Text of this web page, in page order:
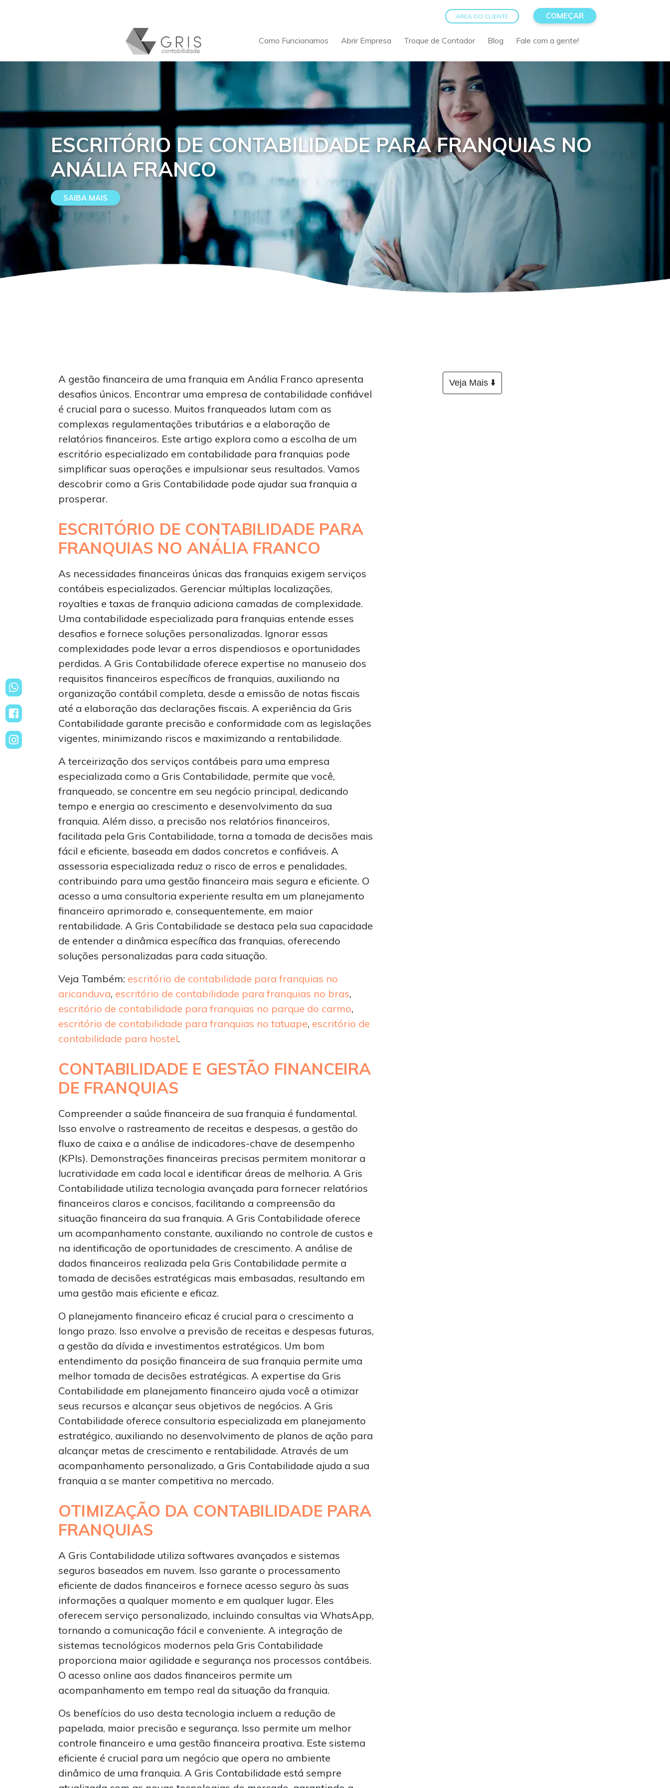
AREA DO CLIENTE COMEÇAR
Como Funcionamos Abrir Empresa Troque de Contador Blog Fale com a gente!
ESCRITÓRIO DE CONTABILIDADE PARA FRANQUIAS NO
ANÁLIA FRANCO
SAIBA MAIS
A gestão financeira de uma franquia em Anália Franco apresenta
desafios únicos. Encontrar uma empresa de contabilidade confiável
é crucial para o sucesso. Muitos franqueados lutam com as
complexas regulamentações tributárias e a elaboração de
relatórios financeiros. Este artigo explora como a escolha de um
escritório especializado em contabilidade para franquias pode
simplificar suas operações e impulsionar seus resultados. Vamos
descobrir como a Gris Contabilidade pode ajudar sua franquia a
prosperar.
ESCRITÓRIO DE CONTABILIDADE PARA
FRANQUIAS NO ANÁLIA FRANCO
As necessidades financeiras únicas das franquias exigem serviços
contábeis especializados. Gerenciar múltiplas localizações,
royalties e taxas de franquia adiciona camadas de complexidade.
Uma contabilidade especializada para franquias entende esses
desafios e fornece soluções personalizadas. Ignorar essas
complexidades pode levar a erros dispendiosos e oportunidades
perdidas. A Gris Contabilidade oferece expertise no manuseio dos
requisitos financeiros específicos de franquias, auxiliando na
organização contábil completa, desde a emissão de notas fiscais
até a elaboração das declarações fiscais. A experiência da Gris
Contabilidade garante precisão e conformidade com as legislações
vigentes, minimizando riscos e maximizando a rentabilidade.
A terceirização dos serviços contábeis para uma empresa
especializada como a Gris Contabilidade, permite que você,
franqueado, se concentre em seu negócio principal, dedicando
tempo e energia ao crescimento e desenvolvimento da sua
franquia. Além disso, a precisão nos relatórios financeiros,
facilitada pela Gris Contabilidade, torna a tomada de decisões mais
fácil e eficiente, baseada em dados concretos e confiáveis. A
assessoria especializada reduz o risco de erros e penalidades,
contribuindo para uma gestão financeira mais segura e eficiente. O
acesso a uma consultoria experiente resulta em um planejamento
financeiro aprimorado e, consequentemente, em maior
rentabilidade. A Gris Contabilidade se destaca pela sua capacidade
de entender a dinâmica específica das franquias, oferecendo
soluções personalizadas para cada situação.
Veja Também: escritório de contabilidade para franquias no
aricanduva, escritório de contabilidade para franquias no bras,
escritório de contabilidade para franquias no parque do carmo,
escritório de contabilidade para franquias no tatuape, escritório de
contabilidade para hostel.
CONTABILIDADE E GESTÃO FINANCEIRA
DE FRANQUIAS
Compreender a saúde financeira de sua franquia é fundamental.
Isso envolve o rastreamento de receitas e despesas, a gestão do
fluxo de caixa e a análise de indicadores-chave de desempenho
(KPIs). Demonstrações financeiras precisas permitem monitorar a
lucratividade em cada local e identificar áreas de melhoria. A Gris
Contabilidade utiliza tecnologia avançada para fornecer relatórios
financeiros claros e concisos, facilitando a compreensão da
situação financeira da sua franquia. A Gris Contabilidade oferece
um acompanhamento constante, auxiliando no controle de custos e
na identificação de oportunidades de crescimento. A análise de
dados financeiros realizada pela Gris Contabilidade permite a
tomada de decisões estratégicas mais embasadas, resultando em
uma gestão mais eficiente e eficaz.
O planejamento financeiro eficaz é crucial para o crescimento a
longo prazo. Isso envolve a previsão de receitas e despesas futuras,
a gestão da dívida e investimentos estratégicos. Um bom
entendimento da posição financeira de sua franquia permite uma
melhor tomada de decisões estratégicas. A expertise da Gris
Contabilidade em planejamento financeiro ajuda você a otimizar
seus recursos e alcançar seus objetivos de negócios. A Gris
Contabilidade oferece consultoria especializada em planejamento
estratégico, auxiliando no desenvolvimento de planos de ação para
alcançar metas de crescimento e rentabilidade. Através de um
acompanhamento personalizado, a Gris Contabilidade ajuda a sua
franquia a se manter competitiva no mercado.
OTIMIZAÇÃO DA CONTABILIDADE PARA
FRANQUIAS
A Gris Contabilidade utiliza softwares avançados e sistemas
seguros baseados em nuvem. Isso garante o processamento
eficiente de dados financeiros e fornece acesso seguro às suas
informações a qualquer momento e em qualquer lugar. Eles
oferecem serviço personalizado, incluindo consultas via WhatsApp,
tornando a comunicação fácil e conveniente. A integração de
sistemas tecnológicos modernos pela Gris Contabilidade
proporciona maior agilidade e segurança nos processos contábeis.
O acesso online aos dados financeiros permite um
acompanhamento em tempo real da situação da franquia.
Os benefícios do uso desta tecnologia incluem a redução de
papelada, maior precisão e segurança. Isso permite um melhor
controle financeiro e uma gestão financeira proativa. Este sistema
eficiente é crucial para um negócio que opera no ambiente
dinâmico de uma franquia. A Gris Contabilidade está sempre
Veja Mais ⬇️